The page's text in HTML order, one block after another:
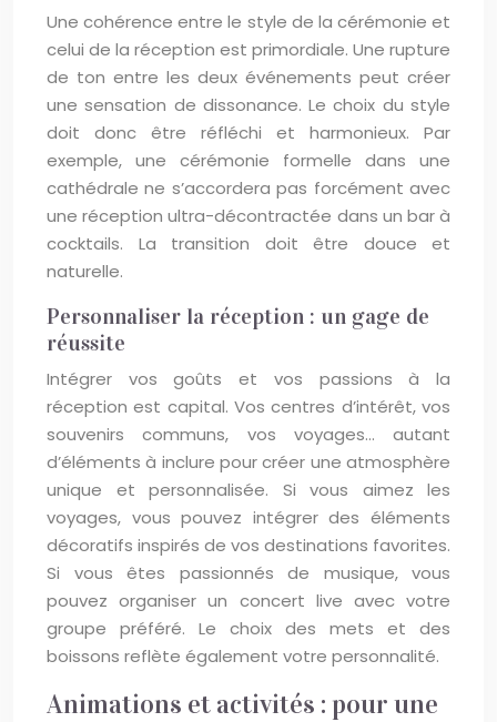
Une cohérence entre le style de la cérémonie et
celui de la réception est primordiale. Une rupture
de ton entre les deux événements peut créer
une sensation de dissonance. Le choix du style
doit donc être réfléchi et harmonieux. Par
exemple, une cérémonie formelle dans une
cathédrale ne s’accordera pas forcément avec
une réception ultra-décontractée dans un bar à
cocktails. La transition doit être douce et
naturelle.
Personnaliser la réception : un gage de
réussite
Intégrer vos goûts et vos passions à la
réception est capital. Vos centres d’intérêt, vos
souvenirs communs, vos voyages… autant
d’éléments à inclure pour créer une atmosphère
unique et personnalisée. Si vous aimez les
voyages, vous pouvez intégrer des éléments
décoratifs inspirés de vos destinations favorites.
Si vous êtes passionnés de musique, vous
pouvez organiser un concert live avec votre
groupe préféré. Le choix des mets et des
boissons reflète également votre personnalité.
Animations et activités : pour une